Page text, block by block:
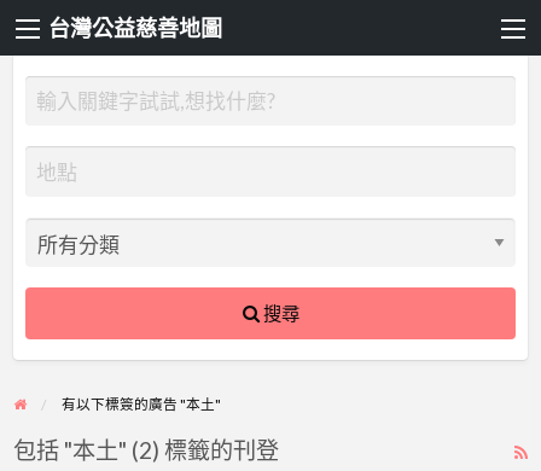
台灣公益慈善地圖
搜尋
有以下標簽的廣告 "本土"
包括 "本土" (2) 標籤的刊登